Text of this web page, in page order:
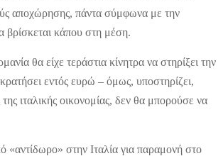
αποχώρησης, πάντα σύμφωνα με την
κάπου στη μέση.
θα είχε τεράστια κίνητρα να στηρίξει την
εντός ευρώ – όμως, υποστηρίζει,
ιταλικής οικονομίας, δεν θα μπορούσε να
«αντίδωρο» στην Ιταλία για παραμονή στο